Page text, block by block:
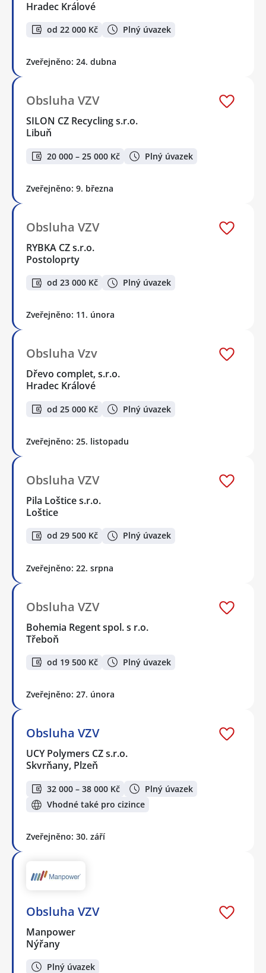
Hradec Králové
od 22 000 Kč Plný úvazek
Zveřejněno: 24. dubna
Obsluha VZV
SILON CZ Recycling s.r.o.
Libuň
20 000 – 25 000 Kč Plný úvazek
Zveřejněno: 9. března
Obsluha VZV
RYBKA CZ s.r.o.
Postoloprty
od 23 000 Kč Plný úvazek
Zveřejněno: 11. února
Obsluha Vzv
Dřevo complet, s.r.o.
Hradec Králové
od 25 000 Kč Plný úvazek
Zveřejněno: 25. listopadu
Obsluha VZV
Pila Loštice s.r.o.
Loštice
od 29 500 Kč Plný úvazek
Zveřejněno: 22. srpna
Obsluha VZV
Bohemia Regent spol. s r.o.
Třeboň
od 19 500 Kč Plný úvazek
Zveřejněno: 27. února
Obsluha VZV
UCY Polymers CZ s.r.o.
Skvrňany, Plzeň
32 000 – 38 000 Kč
Plný úvazek
Vhodné také pro cizince
Zveřejněno: 30. září
Obsluha VZV
Manpower
Nýřany
Plný úvazek